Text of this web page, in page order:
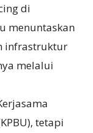
di
menuntaskan
infrastruktur
melalui
tetapi